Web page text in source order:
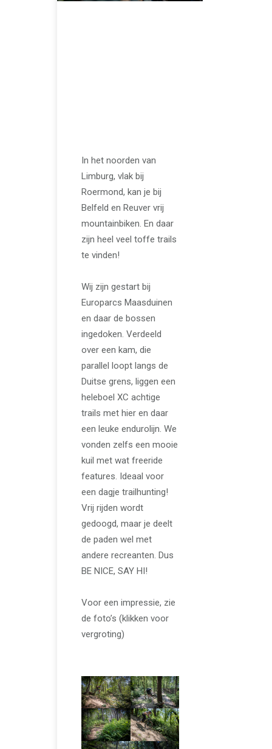
In het noorden van
Limburg, vlak bij
Roermond, kan je bij
Belfeld en Reuver vrij
mountainbiken. En daar
zijn heel veel toffe trails
te vinden!
Wij zijn gestart bij
Europarcs Maasduinen
en daar de bossen
ingedoken. Verdeeld
over een kam, die
parallel loopt langs de
Duitse grens, liggen een
heleboel XC achtige
trails met hier en daar
een leuke endurolijn. We
vonden zelfs een mooie
kuil met wat freeride
features. Ideaal voor
een dagje trailhunting!
Vrij rijden wordt
gedoogd, maar je deelt
de paden wel met
andere recreanten. Dus
BE NICE, SAY HI!
Voor een impressie, zie
de foto’s (klikken voor
vergroting)